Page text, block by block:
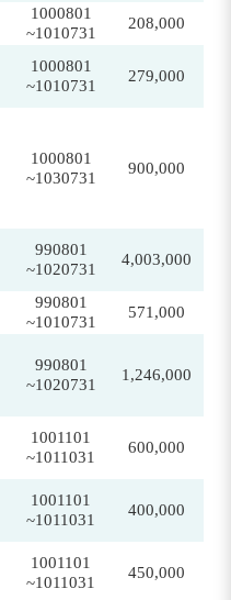
1000801
~1010731
208,000
1000801
~1010731
279,000
1000801
~1030731
900,000
990801
~1020731
4,003,000
990801
~1010731
571,000
990801
~1020731
1,246,000
1001101
~1011031
600,000
1001101
~1011031
400,000
1001101
~1011031
450,000